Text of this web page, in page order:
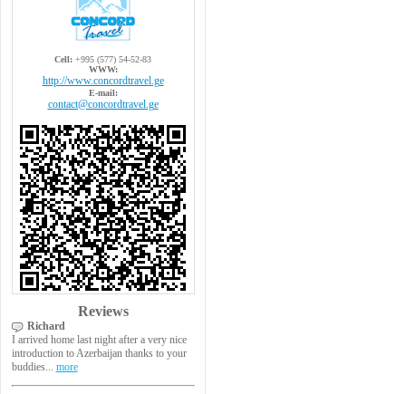
Cell: +995 (577) 54-52-83
WWW:
http://www.concordtravel.ge
E-mail:
contact@concordtravel.ge
Reviews
Richard
I arrived home last night after a very nice
introduction to Azerbaijan thanks to your
buddies... more